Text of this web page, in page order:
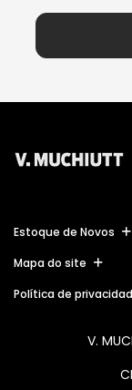
Estoque de Novos
Mapa do site
Política de
V.